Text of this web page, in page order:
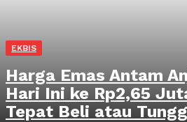
EKBIS
Harga Emas Antam
Hari Ini ke Rp2,65
Tepat Beli atau